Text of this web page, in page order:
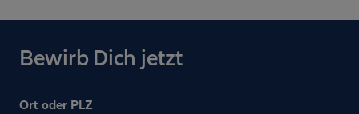
Bewirb Dich jetzt
Ort oder PLZ